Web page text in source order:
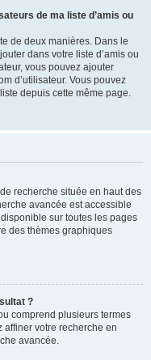
de ma liste d’amis ou
de deux manières. Dans le
dans votre liste d’amis ou
vous pouvez ajouter
d’utilisateur. Vous pouvez
depuis cette même page.
recherche située en haut des
avancée est accessible
sur toutes les pages
des thèmes graphiques
?
comprend plusieurs termes
affiner votre recherche en
avancée.